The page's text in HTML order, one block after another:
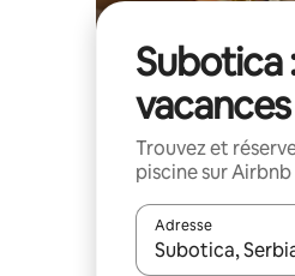
Subotica
Trouvez et
piscine sur Airbnb
Adresse
Lorsque les